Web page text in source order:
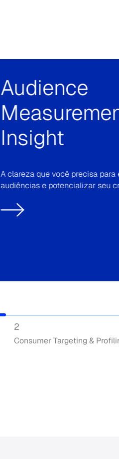
Consumer
Targeting &
Profiling
Potencialize as oportunidades
com clareza sobre quem são os
comportamentos.
2
Consumer Targeting &